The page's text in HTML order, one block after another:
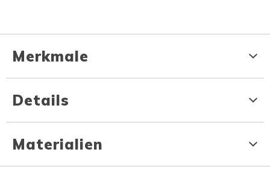
Merkmale
Details
Materialien